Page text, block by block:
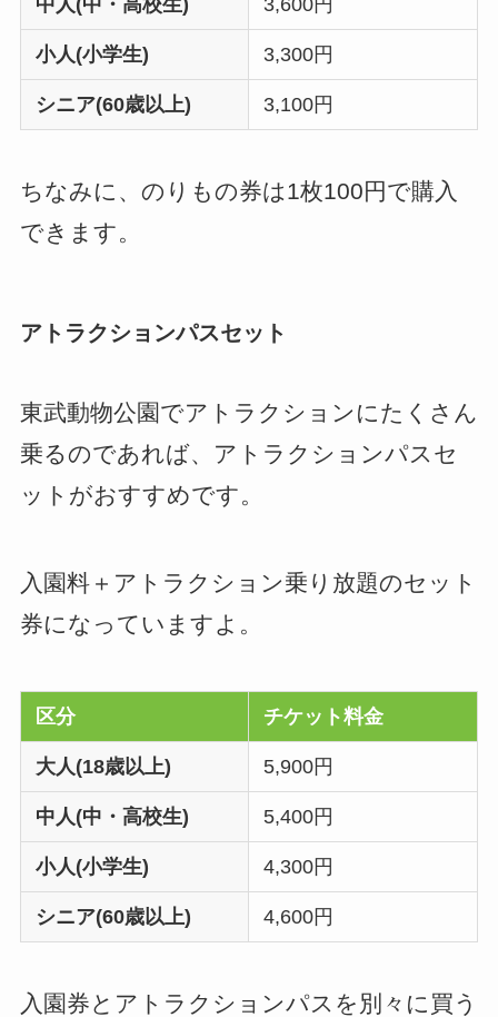
小人(小学生) 3,300円
シニア(60歳以上) 3,100円
ちなみに、のりもの券は1枚100円で購入
できます。
アトラクションパスセット
東武動物公園でアトラクションにたくさん
乗るのであれば、アトラクションパスセ
ットがおすすめです。
入園料＋アトラクション乗り放題のセット
券になっていますよ。
区分 チケット料金
大人(18歳以上) 5,900円
中人(中・高校生) 5,400円
小人(小学生) 4,300円
シニア(60歳以上) 4,600円
入園券とアトラクションパスを別々に買う